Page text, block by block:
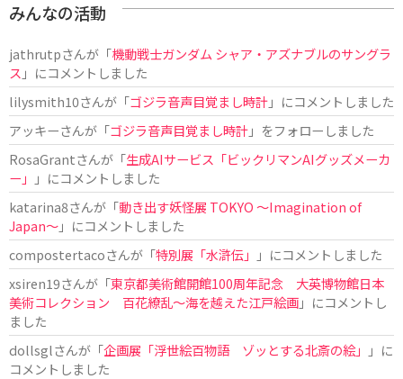
みんなの活動
jathrutpさんが「機動戦士ガンダム シャア・アズナブルのサングラ
ス 」にコメントしました
lilysmith10さんが「ゴジラ音声目覚まし時計」にコメントしました
アッキーさんが「ゴジラ音声目覚まし時計」をフォローしました
RosaGrantさんが「生成AIサービス「ビックリマンAIグッズメーカ
ー」
」にコメントしました
katarina8さんが「動き出す妖怪展 TOKYO 〜Imagination of
Japan〜」にコメントしました
compostertacoさんが「特別展「水滸伝」
」にコメントしました
xsiren19さんが「東京都美術館開館100周年記念 大英博物館日本
美術コレクション 百花繚乱～海を越えた江戸絵画」にコメントし
ました
dollsglさんが「企画展「浮世絵百物語 ゾッとする北斎の絵」
」に
コメントしました